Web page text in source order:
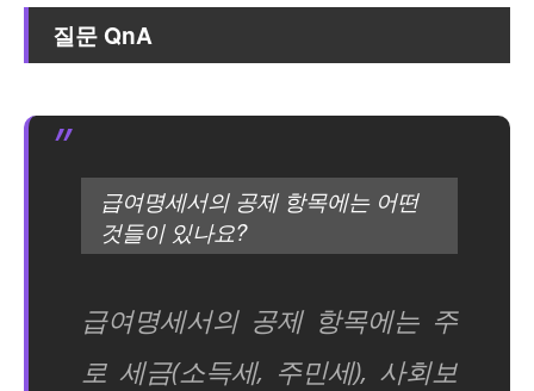
질문 QnA
급여명세서의 공제 항목에는 어떤
것들이 있나요?
급여명세서의 공제 항목에는 주
로 세금(소득세, 주민세), 사회보